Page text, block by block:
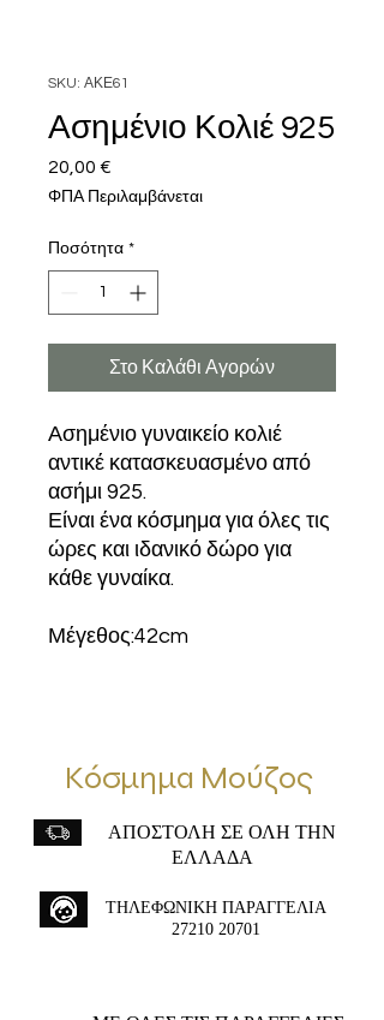
SKU: ΑΚΕ61
Ασημένιο Κολιέ 925
20,00 €
ΦΠΑ Περιλαμβάνεται
Ποσότητα *
Στο Καλάθι Αγορών
Ασημένιο γυναικείο κολιέ
αντικέ κατασκευασμένο από
ασήμι 925.
Είναι ένα κόσμημα για όλες τις
ώρες και ιδανικό δώρο για
κάθε γυναίκα.
Μέγεθος:42cm
Κόσμημα Μούζος
ΑΠΟΣΤΟΛΗ ΣΕ ΟΛΗ ΤΗΝ
ΕΛΛΑΔΑ
ΤΗΛΕΦΩΝΙΚΗ ΠΑΡΑΓΓΕΛΙΑ
27210 20701